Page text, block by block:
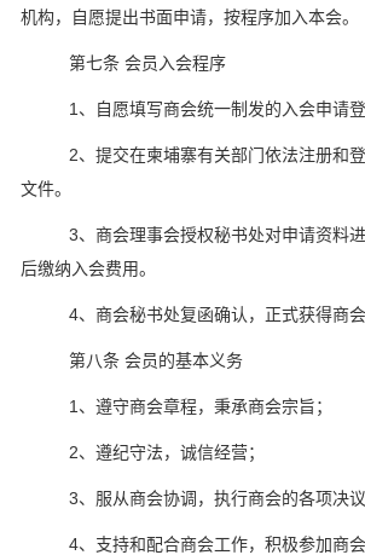
机构，自愿提出书面申请，按程序加入本会。
第七条 会员入会程序
1、自愿填写商会统一制发的入会申请登
2、提交在柬埔寨有关部门依法注册和
文件。
3、商会理事会授权秘书处对申请资料
后缴纳入会费用。
4、商会秘书处复函确认，正式获得商会
第八条 会员的基本义务
1、遵守商会章程，秉承商会宗旨；
2、遵纪守法，诚信经营；
3、服从商会协调，执行商会的各项决议
4、支持和配合商会工作，积极参加商会